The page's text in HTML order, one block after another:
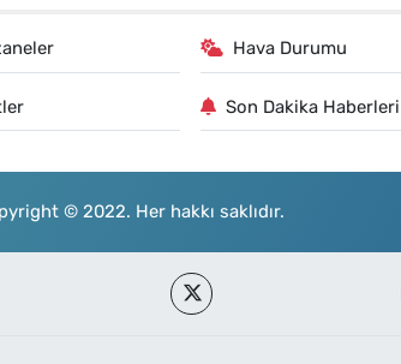
Hava Durumu
Son Dakika Haberleri
© 2022. Her hakkı saklıdır.